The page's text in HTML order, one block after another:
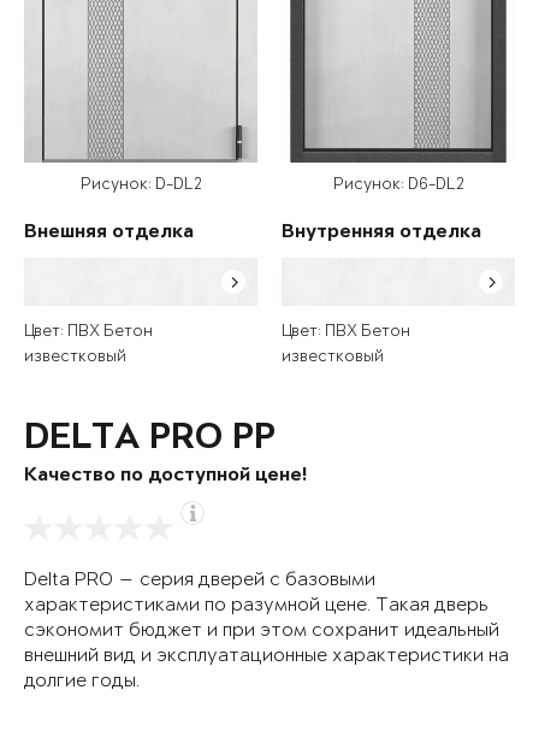
Рисунок: D-DL2
Внешняя отделка
Цвет: ПВХ Бетон
известковый
Рисунок: D6-DL2
Внутренняя отделка
Цвет: ПВХ Бетон
известковый
DELTA PRO PP
Качество по доступной цене!
Delta PRO — серия дверей с базовыми
характеристиками по разумной цене. Такая дверь
сэкономит бюджет и при этом сохранит идеальный
внешний вид и эксплуатационные характеристики на
долгие годы.